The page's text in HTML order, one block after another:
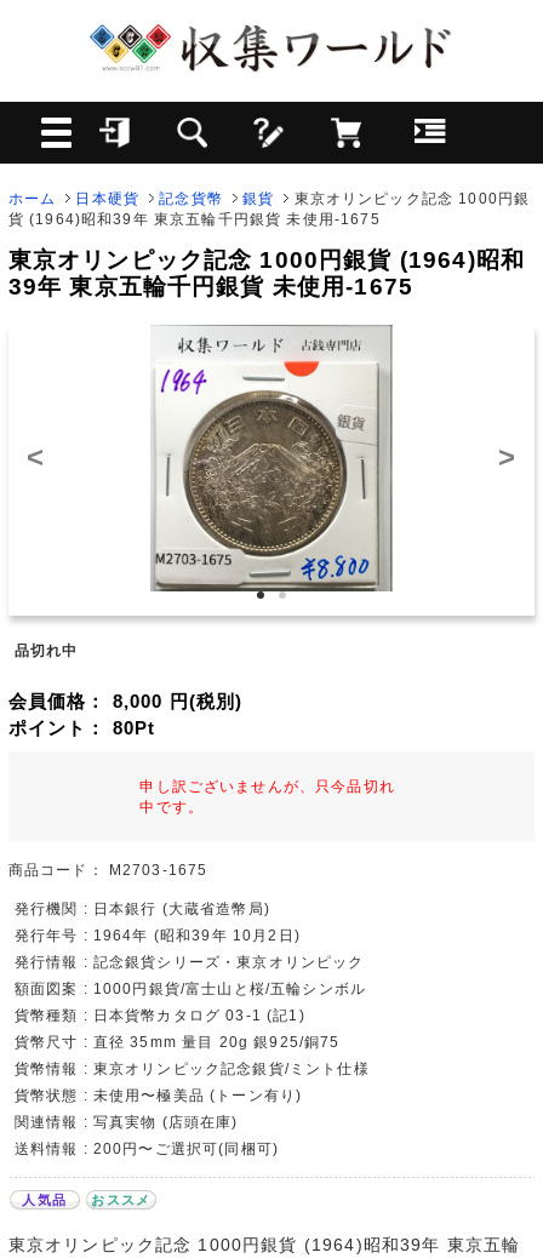
ホーム 日本硬貨 記念貨幣 銀貨
東京オリンピック記念 1000円銀
貨 (1964)昭和39年 東京五輪千円銀貨 未使用-1675
東京オリンピック記念 1000円銀貨 (1964)昭和
39年 東京五輪千円銀貨 未使用-1675
< >
品切れ中
会員価格： 8,000 円(税別)
ポイント： 80Pt
申し訳ございませんが、只今品切れ
中です。
商品コード： M2703-1675
発行機関 : 日本銀行 (大蔵省造幣局)
発行年号 : 1964年 (昭和39年 10月2日)
発行情報 : 記念銀貨シリーズ・東京オリンピック
額面図案 : 1000円銀貨/富士山と桜/五輪シンボル
貨幣種類 : 日本貨幣カタログ 03-1 (記1)
貨幣尺寸 : 直径 35mm 量目 20g 銀925/銅75
貨幣情報 : 東京オリンピック記念銀貨/ミント仕様
貨幣状態 : 未使用〜極美品 (トーン有り)
関連情報 : 写真実物 (店頭在庫)
送料情報 : 200円〜ご選択可(同梱可)
人気品 おススメ
東京オリンピック記念 1000円銀貨 (1964)昭和39年 東京五輪